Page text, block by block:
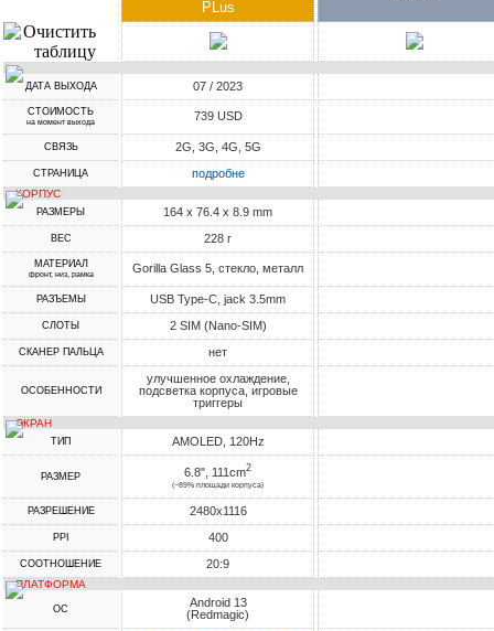
PLus
ДАТА ВЫХОДА 07 / 2023
СТОИМОСТЬ
на момент выхода 739 USD
СВЯЗЬ 2G, 3G, 4G, 5G
СТРАНИЦА подробне
КОРПУС
РАЗМЕРЫ 164 x 76.4 x 8.9 mm
ВЕС 228 г
МАТЕРИАЛ
фронт, низ, рамка Gorilla Glass 5, стекло, металл
РАЗЪЕМЫ USB Type-C, jack 3.5mm
СЛОТЫ 2 SIM (Nano-SIM)
СКАНЕР ПАЛЬЦА нет
ОСОБЕННОСТИ
улучшенное охлаждение,
подсветка корпуса, игровые
триггеры
ЭКРАН
ТИП AMOLED, 120Hz
РАЗМЕР 6.8", 111cm2
(~89% площади корпуса)
РАЗРЕШЕНИЕ 2480x1116
PPI 400
СООТНОШЕНИЕ 20:9
ПЛАТФОРМА
ОС
Android 13
(Redmagic)